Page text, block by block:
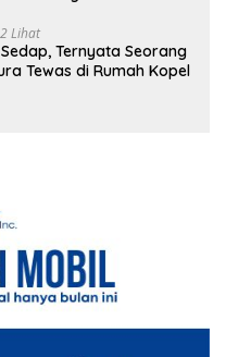
Lihat
Ternyata Seorang
Tewas di Rumah Kopel